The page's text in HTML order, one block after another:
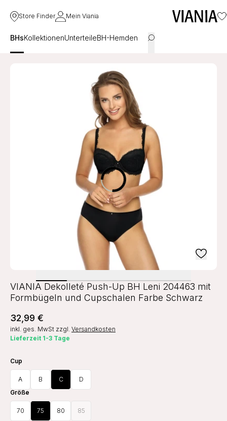
Store Finder Mein Viania
BHsKollektionenUnterteileBH-Hemden
VIANIA Dekolleté Push-Up BH Leni 204463 mit
Formbügeln und Cupschalen Farbe Schwarz
32,99 €
inkl. ges. MwSt zzgl. Versandkosten
Lieferzeit 1-3 Tage
Cup
A B C
D
Größe
70 75 80
85